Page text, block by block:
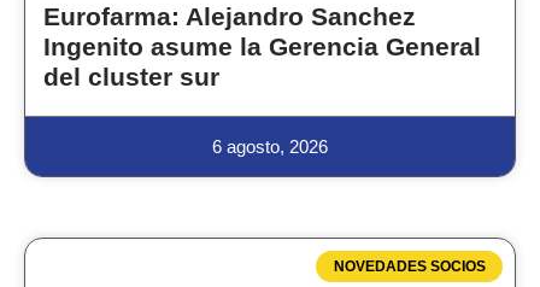
Eurofarma: Alejandro Sanchez
Ingenito asume la Gerencia General
del cluster sur
6 agosto, 2026
NOVEDADES SOCIOS